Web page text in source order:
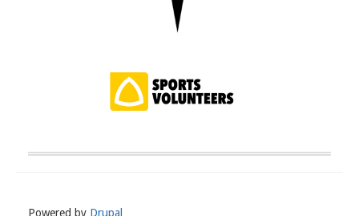
Powered by Drupal